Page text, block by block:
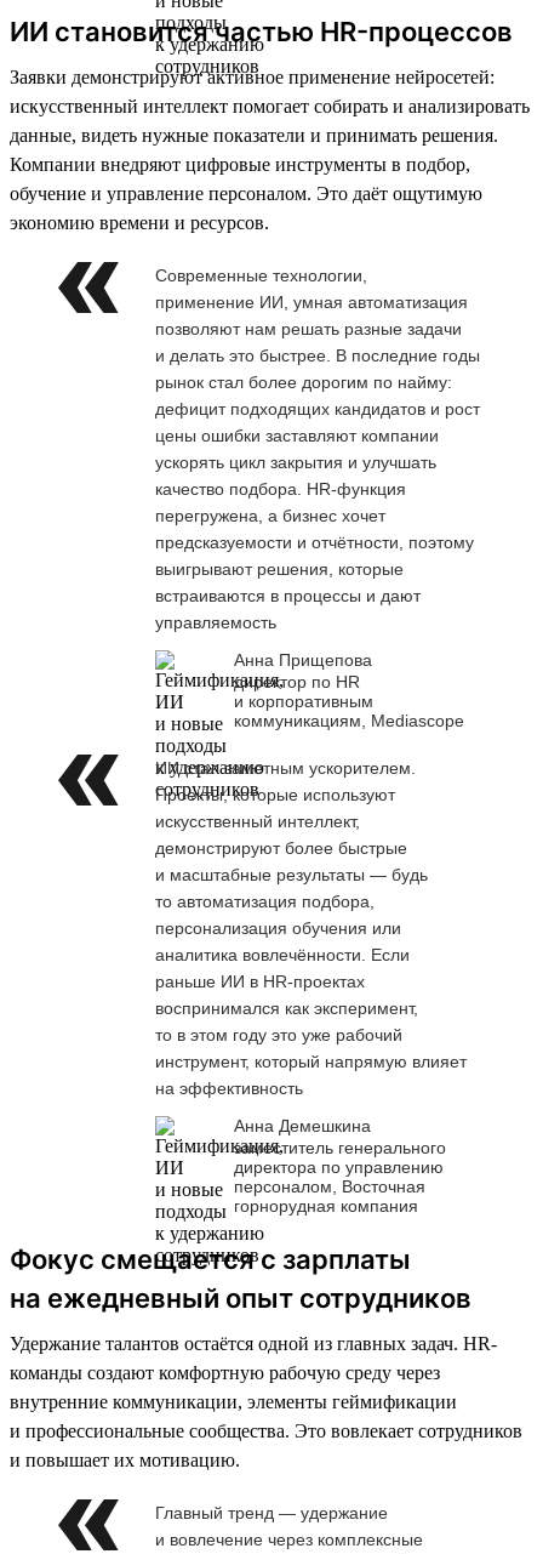
ИИ становится частью HR-процессов
Заявки демонстрируют активное применение нейросетей:
искусственный интеллект помогает собирать и анализировать
данные, видеть нужные показатели и принимать решения.
Компании внедряют цифровые инструменты в подбор,
обучение и управление персоналом. Это даёт ощутимую
экономию времени и ресурсов.
Современные технологии,
применение ИИ, умная автоматизация
позволяют нам решать разные задачи
и делать это быстрее. В последние годы
рынок стал более дорогим по найму:
дефицит подходящих кандидатов и рост
цены ошибки заставляют компании
ускорять цикл закрытия и улучшать
качество подбора. HR-функция
перегружена, а бизнес хочет
предсказуемости и отчётности, поэтому
выигрывают решения, которые
встраиваются в процессы и дают
управляемость
Анна Прищепова
директор по HR
и корпоративным
коммуникациям, Mediascope
ИИ стал заметным ускорителем.
Проекты, которые используют
искусственный интеллект,
демонстрируют более быстрые
и масштабные результаты — будь
то автоматизация подбора,
персонализация обучения или
аналитика вовлечённости. Если
раньше ИИ в HR-проектах
воспринимался как эксперимент,
то в этом году это уже рабочий
инструмент, который напрямую влияет
на эффективность
Анна Демешкина
заместитель генерального
директора по управлению
персоналом, Восточная
горнорудная компания
Фокус смещается с зарплаты
на ежедневный опыт сотрудников
Удержание талантов остаётся одной из главных задач. HR-
команды создают комфортную рабочую среду через
внутренние коммуникации, элементы геймификации
и профессиональные сообщества. Это вовлекает сотрудников
и повышает их мотивацию.
Главный тренд — удержание
и вовлечение через комплексные